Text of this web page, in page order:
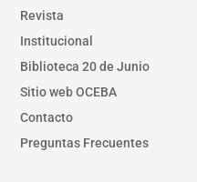
Revista
Institucional
Biblioteca 20 de Junio
Sitio web OCEBA
Contacto
Preguntas Frecuentes